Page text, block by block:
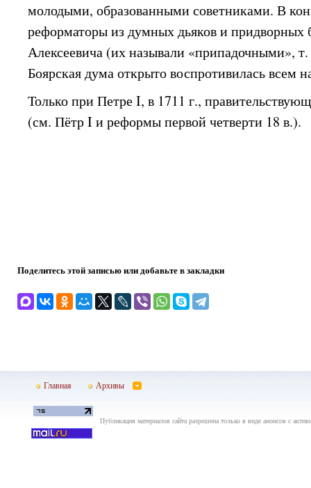
молодыми, образованными советниками. В
реформаторы из думных дьяков и
Алексеевича (их называли «припадочными»,
Боярская дума открыто воспротивилась всем
Только при Петре I, в 1711 г.,
(см. Пётр I и реформы первой четверти 18 в.).
Поделитесь этой записью или добавьте в закладки
Главная Архивы
Публикация материалов сайта разрешена только в виде анонсов с